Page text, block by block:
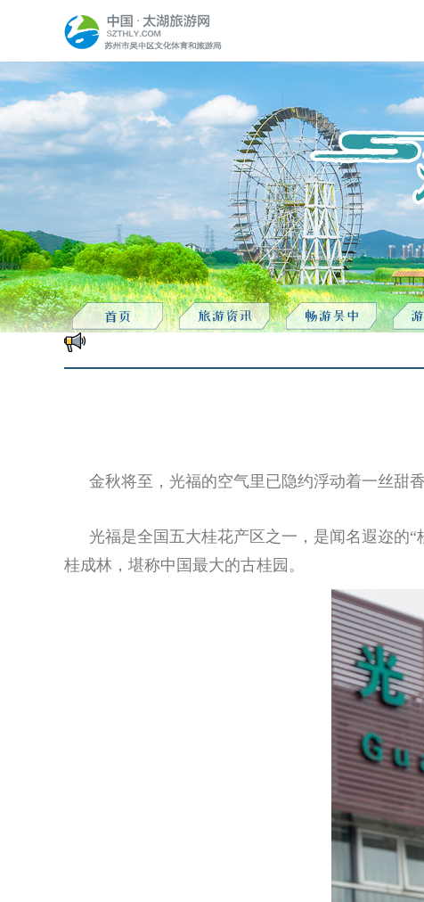
金秋将至，光福的空气里已隐约浮动着一丝甜
光福是全国五大桂花产区之一，是闻名遐迩的
桂成林，堪称中国最大的古桂园。